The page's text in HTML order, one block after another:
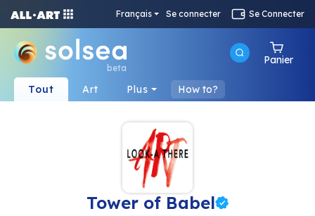
Français Se connecter Se Connecter
beta
Panier
Tout Art Plus How to?
Tower of Babel